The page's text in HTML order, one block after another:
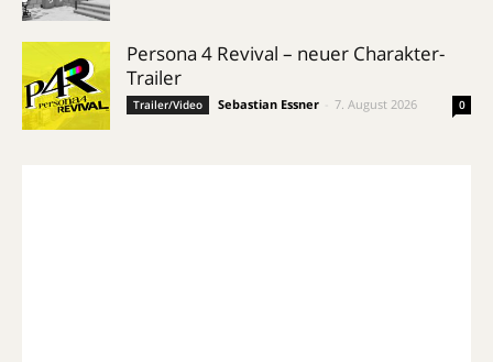
Persona 4 Revival – neuer Charakter-
Trailer
Trailer/Video Sebastian Essner 7. August 2026 0